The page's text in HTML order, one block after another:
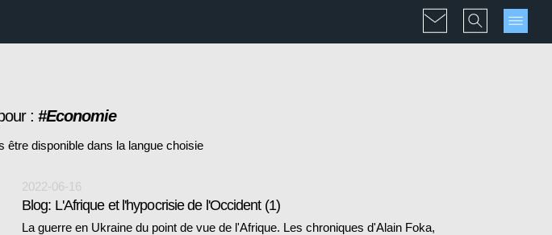
: #Economie
être disponible dans la langue choisie
2022-06-16
Blog: L'Afrique et l'hypocrisie de l'Occident (1)
La guerre en Ukraine du point de vue de l'Afrique. Les chroniques d'Alain Foka,